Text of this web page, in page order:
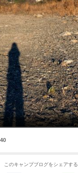
40
このキャンプブログをシェアする